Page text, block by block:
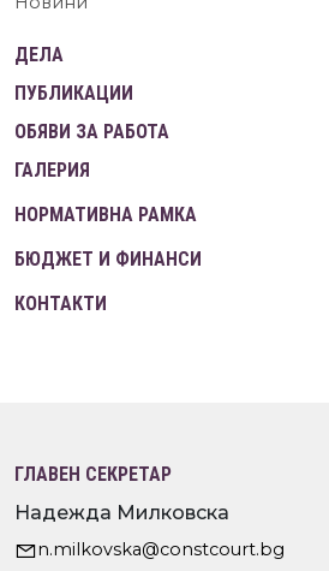
ДЕЛА
ПУБЛИКАЦИИ
ОБЯВИ ЗА РАБОТА
ГАЛЕРИЯ
НОРМАТИВНА РАМКА
БЮДЖЕТ И ФИНАНСИ
КОНТАКТИ
ГЛАВЕН СЕКРЕТАР
Надежда Милковска
n.milkovska@constcourt.bg